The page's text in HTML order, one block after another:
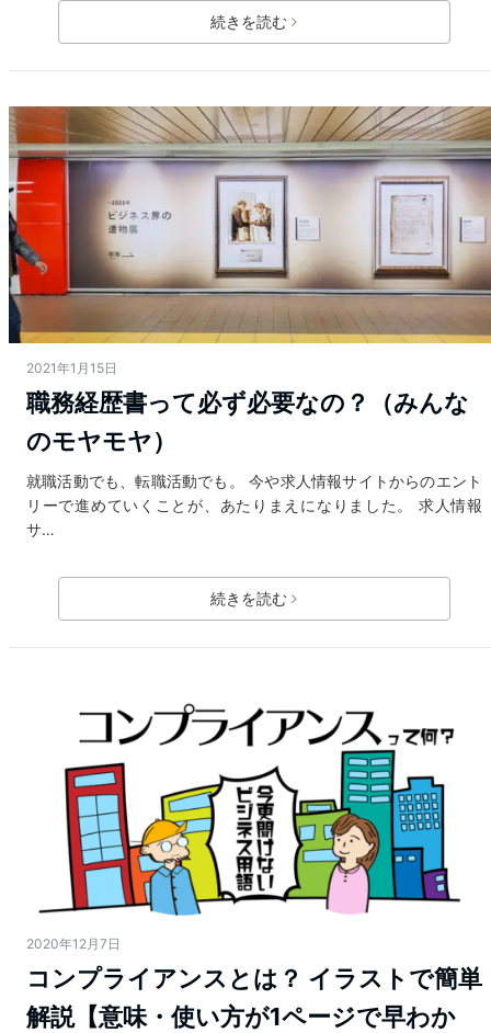
続きを読む
2021年1月15日
職務経歴書って必ず必要なの？（みんな
のモヤモヤ）
就職活動でも、転職活動でも。 今や求人情報サイトからのエント
リーで進めていくことが、あたりまえになりました。 求人情報
サ…
続きを読む
2020年12月7日
コンプライアンスとは？ イラストで簡単
解説【意味・使い方が1ページで早わか